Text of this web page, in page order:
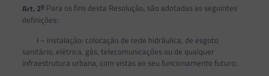
Art. 2oPara os fins desta Resolução, são adotadas as seguintes
definições:
I – instalação: colocação de rede hidráulica, de esgoto
sanitário, elétrica, gás, telecomunicações ou de qualquer
infraestrutura urbana, com vistas ao seu funcionamento futuro;